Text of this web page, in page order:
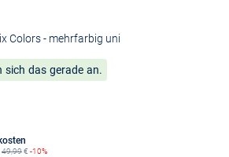
Colors- mehrfarbig uni
sich das gerade an.
49,99€ -10%